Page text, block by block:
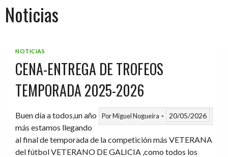
Noticias
NOTICIAS
CENA-ENTREGA DE TROFEOS
TEMPORADA 2025-2026
PorMiguel Nogueira 20/05/2026
Buen día a todos,un año
más estamos llegando
al final de temporada de la competición más VETERANA
del fútbol VETERANO DE GALICIA ,como todos los